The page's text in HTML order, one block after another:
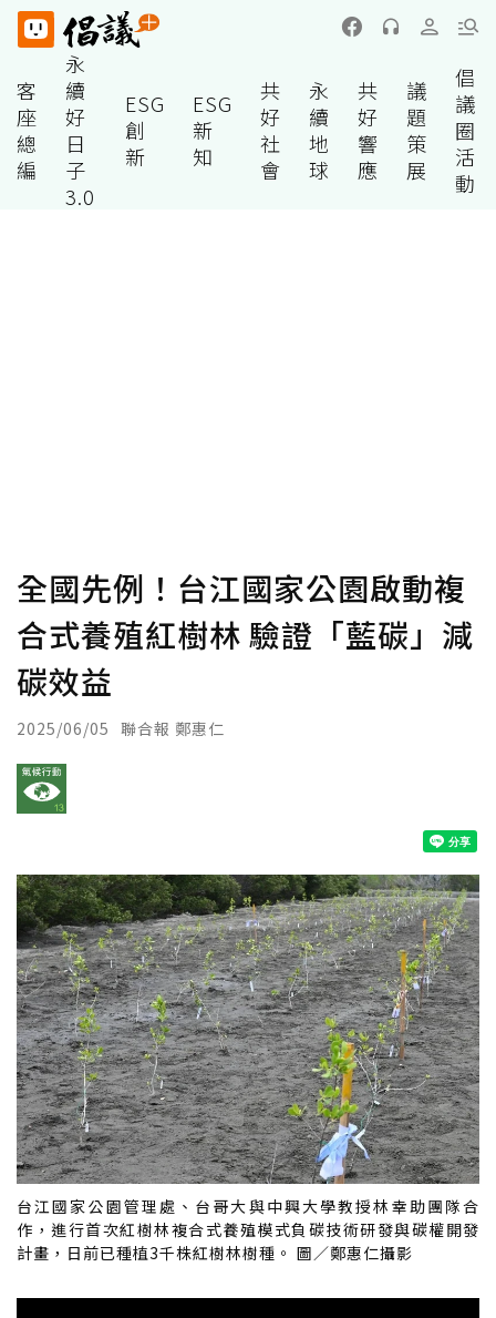
客
座
總
編
永
續
好
日
子
3.0
ESG
創
新
ESG
新
知
共
好
社
會
永
續
地
球
共
好
響
應
議
題
策
展
倡
議
圈
活
動
全國先例！台江國家公園啟動複
合式養殖紅樹林 驗證「藍碳」減
碳效益
2025/06/05 聯合報 鄭惠仁
台江國家公園管理處、台哥大與中興大學教授林幸助團隊合
作，進行首次紅樹林複合式養殖模式負碳技術研發與碳權開發
計畫，日前已種植3千株紅樹林樹種。 圖／鄭惠仁攝影